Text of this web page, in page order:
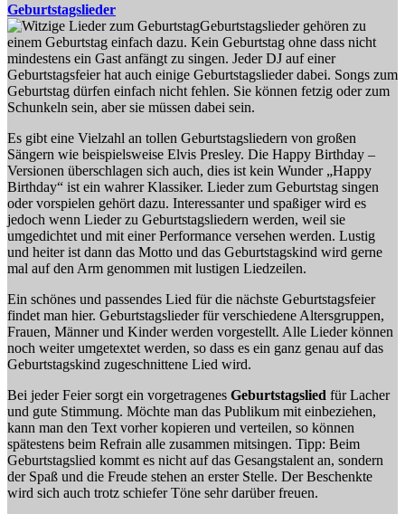
Geburtstagslieder
Geburtstagslieder gehören zu
einem Geburtstag einfach dazu. Kein Geburtstag ohne dass nicht
mindestens ein Gast anfängt zu singen. Jeder DJ auf einer
Geburtstagsfeier hat auch einige Geburtstagslieder dabei. Songs zum
Geburtstag dürfen einfach nicht fehlen. Sie können fetzig oder zum
Schunkeln sein, aber sie müssen dabei sein.
Es gibt eine Vielzahl an tollen Geburtstagsliedern von großen
Sängern wie beispielsweise Elvis Presley. Die Happy Birthday –
Versionen überschlagen sich auch, dies ist kein Wunder „Happy
Birthday“ ist ein wahrer Klassiker. Lieder zum Geburtstag singen
oder vorspielen gehört dazu. Interessanter und spaßiger wird es
jedoch wenn Lieder zu Geburtstagsliedern werden, weil sie
umgedichtet und mit einer Performance versehen werden. Lustig
und heiter ist dann das Motto und das Geburtstagskind wird gerne
mal auf den Arm genommen mit lustigen Liedzeilen.
Ein schönes und passendes Lied für die nächste Geburtstagsfeier
findet man hier. Geburtstagslieder für verschiedene Altersgruppen,
Frauen, Männer und Kinder werden vorgestellt. Alle Lieder können
noch weiter umgetextet werden, so dass es ein ganz genau auf das
Geburtstagskind zugeschnittene Lied wird.
Bei jeder Feier sorgt ein vorgetragenes Geburtstagslied für Lacher
und gute Stimmung. Möchte man das Publikum mit einbeziehen,
kann man den Text vorher kopieren und verteilen, so können
spätestens beim Refrain alle zusammen mitsingen. Tipp: Beim
Geburtstagslied kommt es nicht auf das Gesangstalent an, sondern
der Spaß und die Freude stehen an erster Stelle. Der Beschenkte
wird sich auch trotz schiefer Töne sehr darüber freuen.